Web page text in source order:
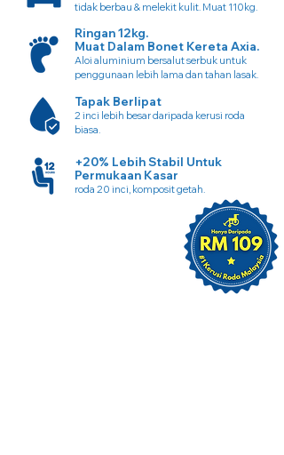
tidak berbau & melekit kulit. Muat 110kg.
Ringan 12kg.
Muat Dalam Bonet Kereta Axia.
Aloi aluminium bersalut serbuk untuk
penggunaan lebih lama dan tahan lasak.
Tapak Berlipat
2 inci lebih besar daripada kerusi roda
biasa.
+20% Lebih Stabil Untuk
Permukaan Kasar
roda 20 inci, komposit getah.